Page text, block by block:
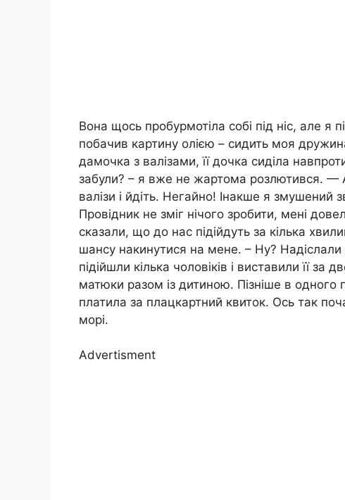
Вона щось пробурмотіла собі під ніс, але я
побачив картину олією – сидить моя
дамочка з валізами, її дочка сиділа
забули? – я вже не жартома розлютився. —
валізи і йдіть. Негайно! Інакше я змушений
Провідник не зміг нічого зробити, мені
сказали, що до нас підійдуть за кілька
шансу накинутися на мене. – Ну?
підійшли кілька чоловіків і виставили її
матюки разом із дитиною. Пізніше в одного
платила за плацкартний квиток. Ось так
морі.
Advertisment